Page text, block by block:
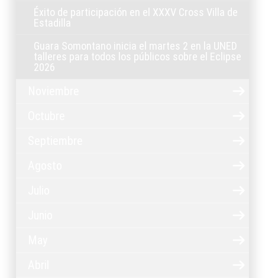
Éxito de participación en el XXXV Cross Villa de
Estadilla
Guara Somontano inicia el martes 2 en la UNED
talleres para todos los públicos sobre el Eclipse
2026